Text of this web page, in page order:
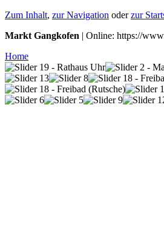
Zum Inhalt, zur Navigation oderzur
Markt Gangkofen | Online: https://
Home